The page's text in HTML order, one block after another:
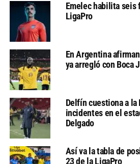
Emelec habilita seis
LigaPro
En Argentina
ya arregló con Boca
Delfín cuestiona a
incidentes en el
Delgado
Así va la tabla de
23 de la LigaPro